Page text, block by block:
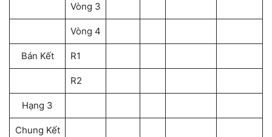
Vòng 3
Vòng 4
Bán Kết R1
R2
Hạng 3
Chung Kết